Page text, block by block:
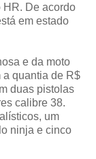
HR. De acordo
em estado
e da moto
a quantia de R$
duas pistolas
calibre 38.
um
ninja e cinco